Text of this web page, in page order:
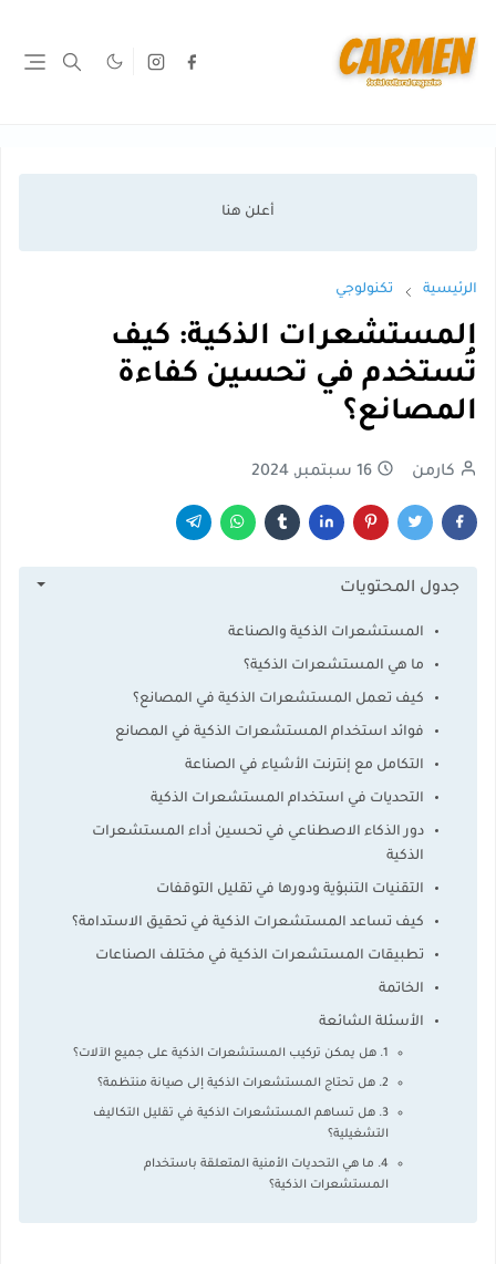
الرئيسية تكنولوجي
المستشعرات الذكية: كيف
تُستخدم في تحسين كفاءة
المصانع؟
كارمن 16 سبتمبر, 2024
جدول المحتويات
المستشعرات الذكية والصناعة
ما هي المستشعرات الذكية؟
كيف تعمل المستشعرات الذكية في المصانع؟
فوائد استخدام المستشعرات الذكية في المصانع
التكامل مع إنترنت الأشياء في الصناعة
التحديات في استخدام المستشعرات الذكية
دور الذكاء الاصطناعي في تحسين أداء المستشعرات
الذكية
التقنيات التنبؤية ودورها في تقليل التوقفات
كيف تساعد المستشعرات الذكية في تحقيق الاستدامة؟
تطبيقات المستشعرات الذكية في مختلف الصناعات
الخاتمة
الأسئلة الشائعة
1. هل يمكن تركيب المستشعرات الذكية على جميع الآلات؟
2. هل تحتاج المستشعرات الذكية إلى صيانة منتظمة؟
3. هل تساهم المستشعرات الذكية في تقليل التكاليف
التشغيلية؟
4. ما هي التحديات الأمنية المتعلقة باستخدام
المستشعرات الذكية؟